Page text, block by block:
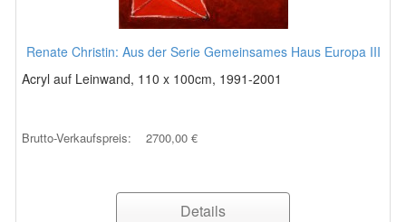
Renate Christin: Aus der Serie Gemeinsames Haus Europa III
Acryl auf Leinwand, 110 x 100cm, 1991-2001
Brutto-Verkaufspreis: 2700,00 €
Details